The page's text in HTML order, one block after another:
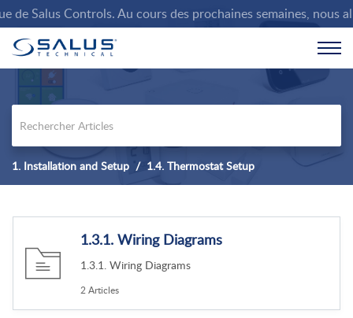
Salus Controls. Au cours des prochaines semaines, nous
1. Installation and Setup 1.4. Thermostat Setup
1.3.1. Wiring Diagrams
1.3.1. Wiring Diagrams
2 Articles